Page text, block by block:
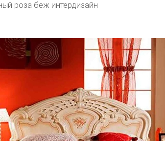
роза беж интердизайн